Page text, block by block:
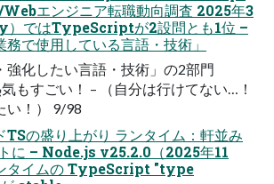
エンジニア転職動向調査 2025年3
）ではTypeScriptが2設問とも1位 –
務で使用している言語・技術」
強化したい言語・技術」の2部門
もすごい！ – （自分は行けてない…！
い！） 9/98
TSの盛り上がり ランタイム：軒並み
に – Node.js v25.2.0（2025年11
タイムの TypeScript "type